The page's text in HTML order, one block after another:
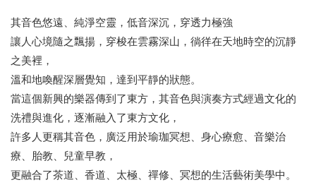
其音色悠遠、純淨空靈，低音深沉，穿透力極強
讓人心境隨之飄揚，穿梭在雲霧深山，徜徉在天地時空的沉靜
之美裡，
溫和地喚醒深層覺知，達到平靜的狀態。
當這個新興的樂器傳到了東方，其音色與演奏方式經過文化的
洗禮與進化，逐漸融入了東方文化，
許多人更稱其音色，廣泛用於瑜珈冥想、身心療愈、音樂治
療、胎教、兒童早教，
更融合了茶道、香道、太極、禪修、冥想的生活藝術美學中。